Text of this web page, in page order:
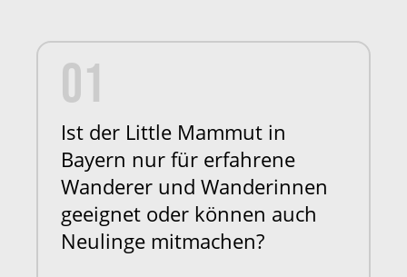
01
Ist der Little Mammut in
Bayern nur für erfahrene
Wanderer und Wanderinnen
geeignet oder können auch
Neulinge mitmachen?